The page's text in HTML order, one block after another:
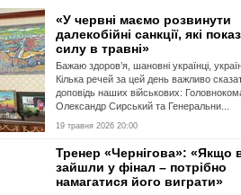
«У червні маємо розвинути
далекобійні санкції, які
силу в травні»
Бажаю здоров’я, шановні українці,
Кілька речей за цей день важливо
доповідь наших військових:
Олександр Сирський та Генеральни...
19 травня 2026 20:00
Тренер «Чернігова»: «Якщо
зайшли у фінал – потрібно
намагатися його виграти»